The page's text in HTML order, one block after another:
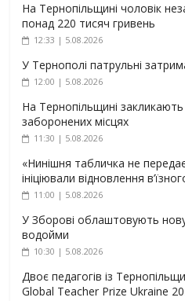
На Тернопільщині чоловік
понад 220 тисяч гривень
12:33 | 5.08.2026
У Тернополі патрульні
12:00 | 5.08.2026
На Тернопільщині
заборонених місцях
11:30 | 5.08.2026
«Нинішня табличка не
ініціювали відновлення
11:00 | 5.08.2026
У Зборові облаштовують
водойми
10:30 | 5.08.2026
Двоє педагогів із
Global Teacher Prize Ukraine